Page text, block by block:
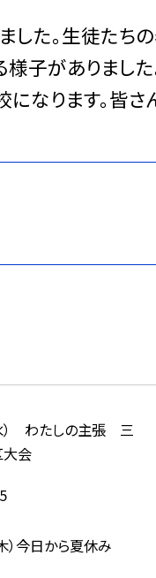
した。生徒たち
子がありまし
なります。皆さ
） わたしの主張 三
会
）今日から夏休み